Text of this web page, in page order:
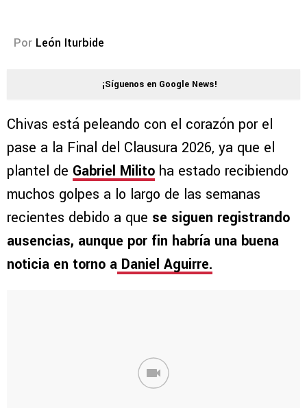
Por León Iturbide
¡Síguenos en Google News!
Chivas está peleando con el corazón por el
pase a la Final del Clausura 2026, ya que el
plantel de Gabriel Milito ha estado recibiendo
muchos golpes a lo largo de las semanas
recientes debido a que se siguen registrando
ausencias, aunque por fin habría una buena
noticia en torno a Daniel Aguirre.